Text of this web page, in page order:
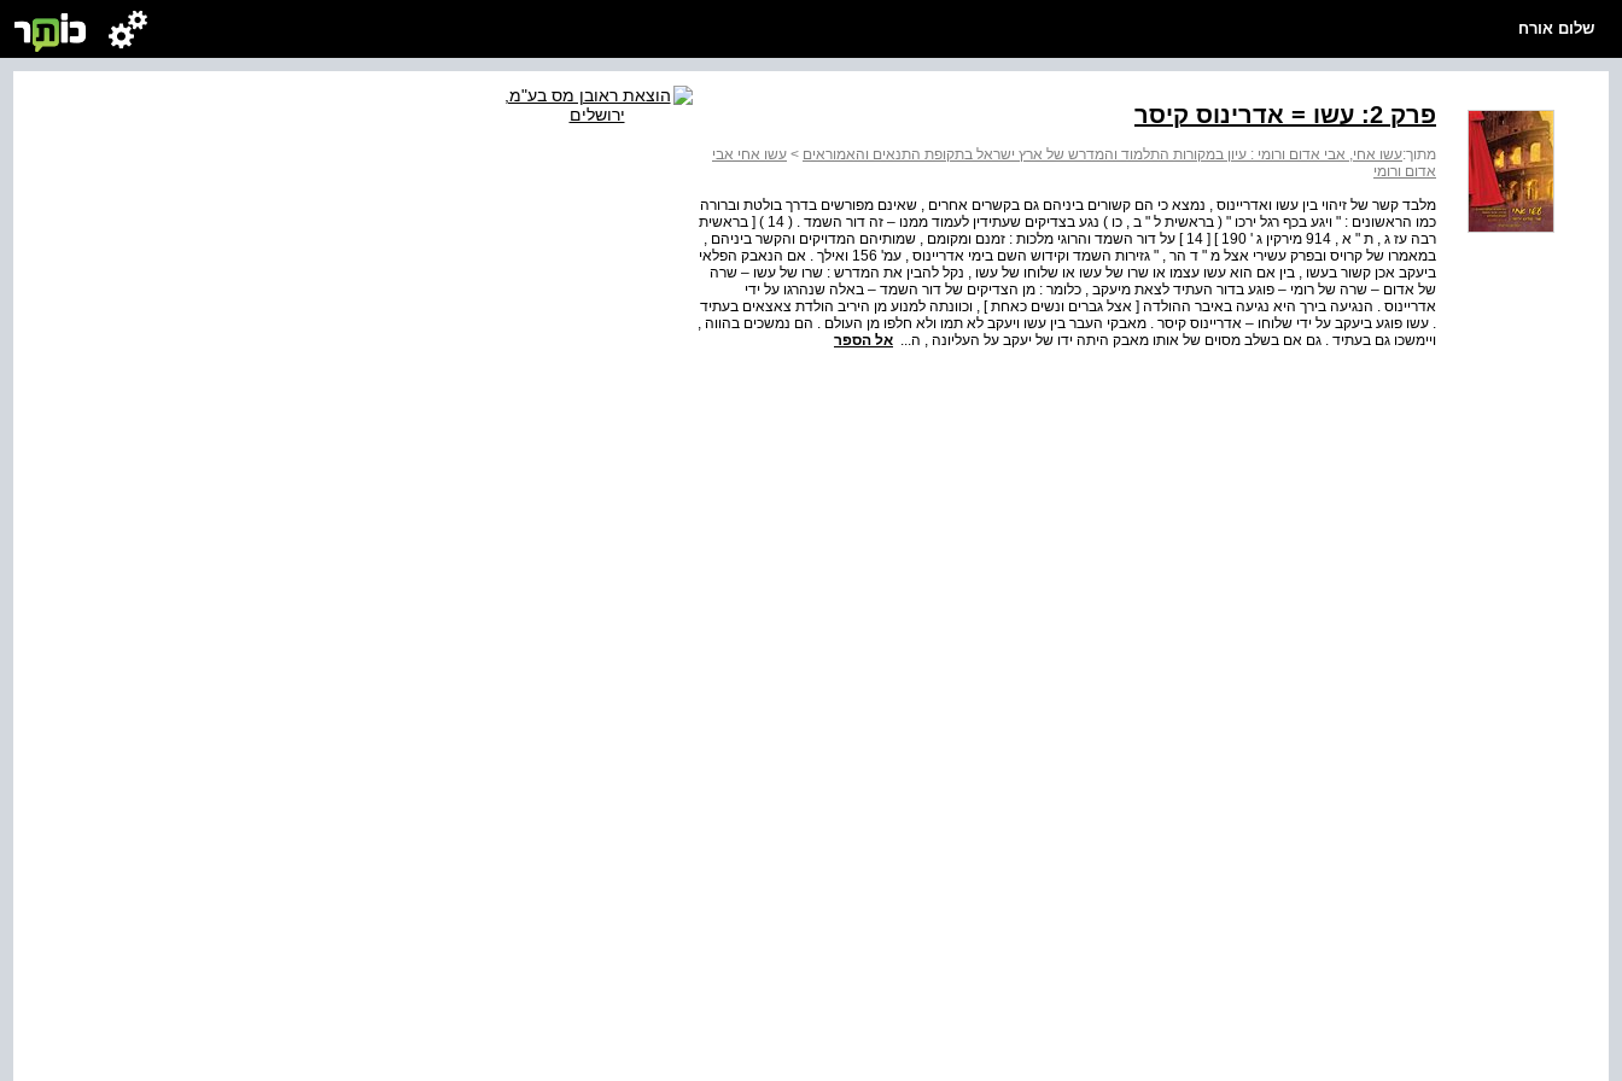
שלום אורח
פרק 2: עשו = אדרינוס קיסר
מתוך:עשו אחי, אבי אדום ורומי : עיון במקורות התלמוד והמדרש של ארץ ישראל בתקופת התנאים והאמוראים > עשו אחי אבי
אדום ורומי
מלבד קשר של זיהוי בין עשו ואדריינוס , נמצא כי הם קשורים ביניהם גם בקשרים אחרים , שאינם מפורשים בדרך בולטת וברורה
כמו הראשונים : " ויגע בכף רגל ירכו " ( בראשית ל " ב , כו ) נגע בצדיקים שעתידין לעמוד ממנו – זה דור השמד . ( 14 ) [ בראשית
רבה עז ג , ת " א , 914 מירקין ג ' 190 ] [ 14 ] על דור השמד והרוגי מלכות : זמנם ומקומם , שמותיהם המדויקים והקשר ביניהם ,
במאמרו של קרויס ובפרק עשירי אצל מ " ד הר , " גזירות השמד וקידוש השם בימי אדריינוס , עמ' 156 ואילך . אם הנאבק הפלאי
ביעקב אכן קשור בעשו , בין אם הוא עשו עצמו או שרו של עשו או שלוחו של עשו , נקל להבין את המדרש : שרו של עשו – שרה
של אדום – שרה של רומי – פוגע בדור העתיד לצאת מיעקב , כלומר : מן הצדיקים של דור השמד – באלה שנהרגו על ידי
אדריינוס . הנגיעה בירך היא נגיעה באיבר ההולדה [ אצל גברים ונשים כאחת ] , וכוונתה למנוע מן היריב הולדת צאצאים בעתיד
. עשו פוגע ביעקב על ידי שלוחו – אדריינוס קיסר . מאבקי העבר בין עשו ויעקב לא תמו ולא חלפו מן העולם . הם נמשכים בהווה ,
ויימשכו גם בעתיד . גם אם בשלב מסוים של אותו מאבק היתה ידו של יעקב על העליונה , ה... אל הספר